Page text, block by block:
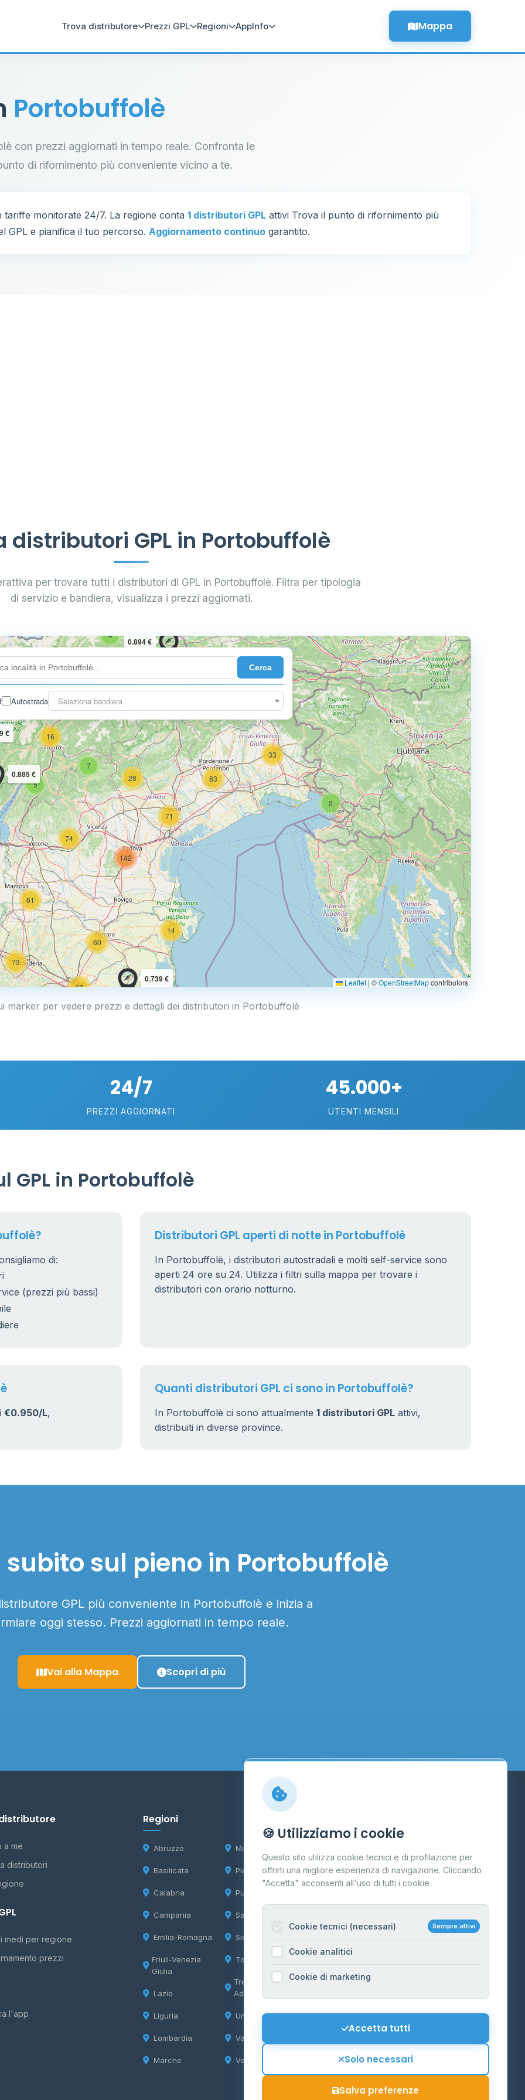
Trova distributore Prezzi GPL Regioni AppInfo Mappa
Portobuffolè
con prezzi aggiornati in tempo reale. Confronta le
di rifornimento più conveniente vicino a te.
tariffe monitorate 24/7. La regione conta 1 distributori GPL attivi Trova il punto di rifornimento più
GPL e pianifica il tuo percorso. Aggiornamento continuo garantito.
distributori GPL in Portobuffolè
per trovare tutti i distributori di GPL in Portobuffolè. Filtra per tipologia
di servizio e bandiera, visualizza i prezzi aggiornati.
Cerca
Autostrada Seleziona bandiera
20
2
33
7
71
83
28
16
4
10
5
19
14
74
61
142
73
67
60
25
38
10
0.779 €
0.799 €
0.894 €
0.885 €
€
0.769 €
0.739 € Leaflet | ©OpenStreetMapcontributors
marker per vedere prezzi e dettagli dei distributori in Portobuffolè
24/7
PREZZI AGGIORNATI
45.000+
UTENTI MENSILI
GPL in Portobuffolè
di:
(prezzi più bassi)
Distributori GPL aperti di notte in Portobuffolè
In Portobuffolè, i distributori autostradali e molti self-service sono
aperti 24 ore su 24. Utilizza i filtri sulla mappa per trovare i
distributori con orario notturno.
€0.950/L,
Quanti distributori GPL ci sono in Portobuffolè?
In Portobuffolè ci sono attualmente 1 distributori GPL attivi,
distribuiti in diverse province.
sul pieno in Portobuffolè
GPL più conveniente in Portobuffolè e inizia a
oggi stesso. Prezzi aggiornati in tempo reale.
Vai alla Mappa Scopri di più
a me
distributori
medi per regione
prezzi
l'app
Regioni
Abruzzo
Basilicata
Calabria
Campania
Emilia-Romagna
Friuli-Venezia
Giulia
Lazio
Liguria
Lombardia
Marche
Molise
Piemonte
Puglia
Sardegna
Sicilia
Toscana
Trentino-Alto
Adige
Umbria
Valle d'Aosta
Veneto
Contatti
Per gestori
Informazioni legali
Privacy Policy
Cookie Policy
Mappa del sito
Contattaci
🍪 Utilizziamo i cookie
Questo sito utilizza cookie tecnici e di profilazione per
offrirti una migliore esperienza di navigazione. Cliccando
"Accetta" acconsenti all'uso di tutti i cookie.
Cookie tecnici (necessari) Sempre attivi
Cookie analitici
Cookie di marketing
Accetta tutti
Solo necessari
Salva preferenze